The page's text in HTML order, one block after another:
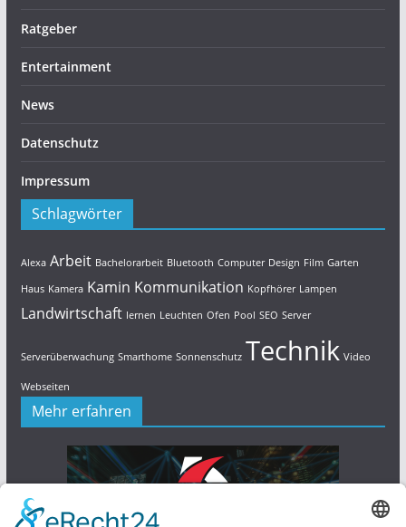
Ratgeber
Entertainment
News
Datenschutz
Impressum
Schlagwörter
Alexa Arbeit Bachelorarbeit Bluetooth Computer Design Film Garten
Haus Kamera Kamin Kommunikation Kopfhörer Lampen
Landwirtschaft lernen Leuchten Ofen Pool SEO Server
Serverüberwachung Smarthome Sonnenschutz Technik Video
Webseiten
Mehr erfahren